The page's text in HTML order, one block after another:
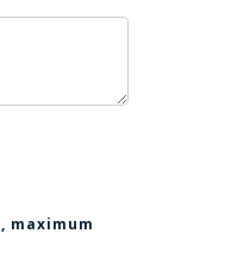
, maximum